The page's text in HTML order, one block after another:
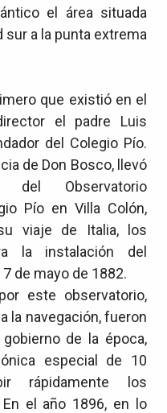
el área situada
a la punta extrema
que existió en el
el padre Luis
del Colegio Pío.
de Don Bosco, llevó
Observatorio
Pío en Villa Colón,
viaje de Italia, los
la instalación del
de mayo de 1882.
este observatorio,
la navegación, fueron
de la época,
especial de 10
rápidamente los
el año 1896, en lo